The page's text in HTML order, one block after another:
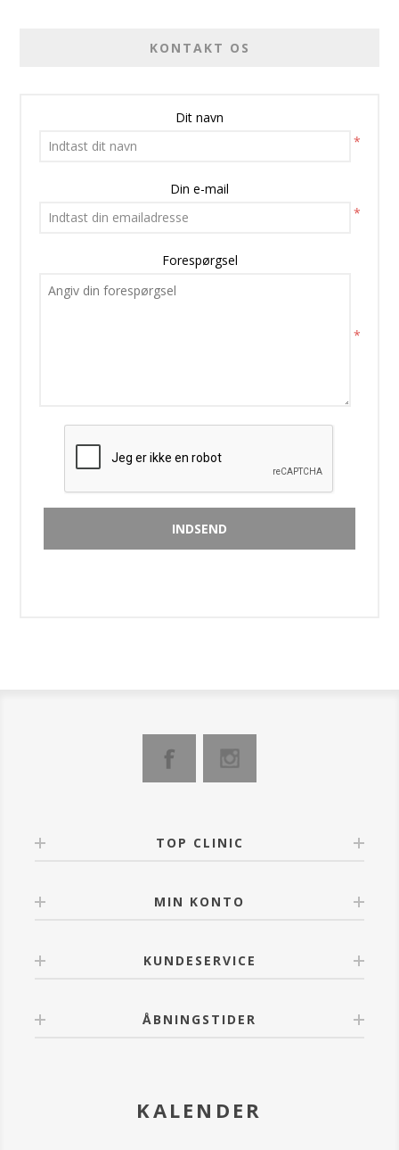
KONTAKT OS
Dit navn
*
Din e-mail
*
Forespørgsel
*
TOP CLINIC
MIN KONTO
KUNDESERVICE
ÅBNINGSTIDER
KALENDER